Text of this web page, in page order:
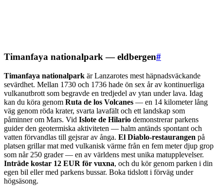
Timanfaya nationalpark — eldbergen#
Timanfaya nationalpark är Lanzarotes mest häpnadsväckande
sevärdhet. Mellan 1730 och 1736 hade ön sex år av kontinuerliga
vulkanutbrott som begravde en tredjedel av ytan under lava. Idag
kan du köra genom Ruta de los Volcanes — en 14 kilometer lång
väg genom röda krater, svarta lavafält och ett landskap som
påminner om Mars. Vid Islote de Hilario demonstrerar parkens
guider den geotermiska aktiviteten — halm antänds spontant och
vatten förvandlas till gejsrar av ånga. El Diablo-restaurangen på
platsen grillar mat med vulkanisk värme från en fem meter djup grop
som når 250 grader — en av världens mest unika matupplevelser.
Inträde kostar 12 EUR för vuxna, och du kör genom parken i din
egen bil eller med parkens bussar. Boka tidslott i förväg under
högsäsong.